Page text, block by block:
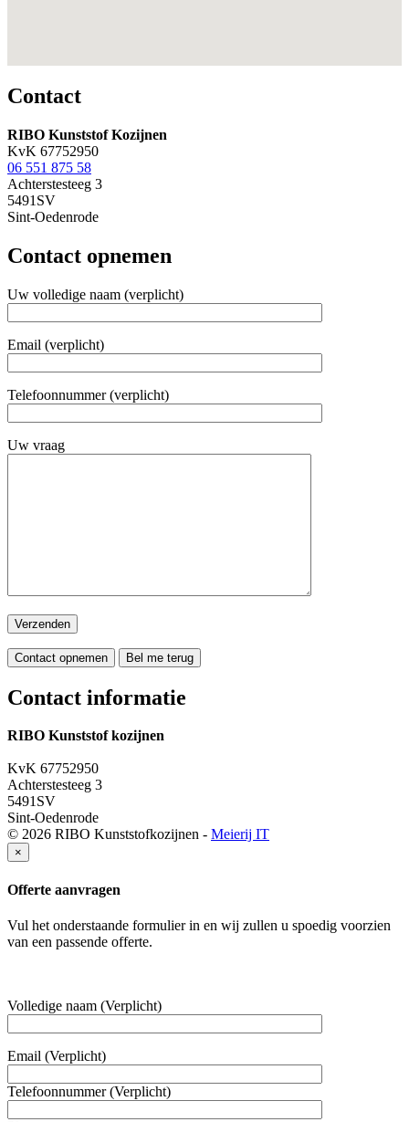
Contact
RIBO Kunststof Kozijnen
KvK 67752950
06 551 875 58
Achterstesteeg 3
5491SV
Sint-Oedenrode
Contact opnemen
Uw volledige naam (verplicht)
Email (verplicht)
Telefoonnummer (verplicht)
Uw vraag
Contact opnemen Bel me terug
Contact informatie
RIBO Kunststof kozijnen
KvK 67752950
Achterstesteeg 3
5491SV
Sint-Oedenrode
© 2026 RIBO Kunststofkozijnen - Meierij IT
×
Offerte aanvragen
Vul het onderstaande formulier in en wij zullen u spoedig voorzien
van een passende offerte.
Volledige naam (Verplicht)
Email (Verplicht)
Telefoonnummer (Verplicht)